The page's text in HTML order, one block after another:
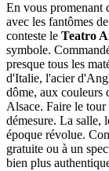
En vous promenant
avec les fantômes
conteste le Teatro
symbole.
presque tous les
d'Italie, l'acier
dôme, aux couleurs
Alsace. Faire le tour
démesure. La salle,
époque révolue.
gratuite ou à un
bien plus